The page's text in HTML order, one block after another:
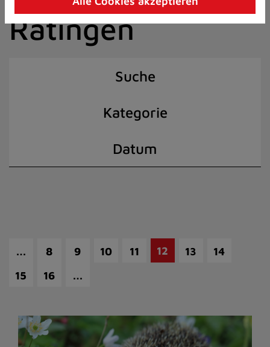
I)
Ratingen
Suche
Kategorie
Datum
… 8 9 10 11 12 13
14
15
16 …